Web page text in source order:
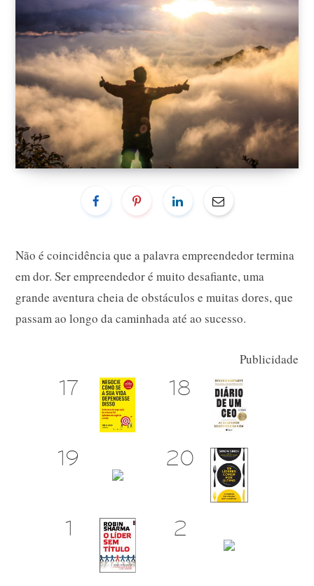
Não é coincidência que a palavra empreendedor termina
em dor. Ser empreendedor é muito desafiante, uma
grande aventura cheia de obstáculos e muitas dores, que
passam ao longo da caminhada até ao sucesso.
Publicidade